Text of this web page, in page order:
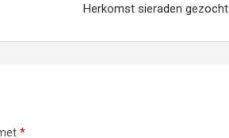
Herkomst sieraden gezocht
*